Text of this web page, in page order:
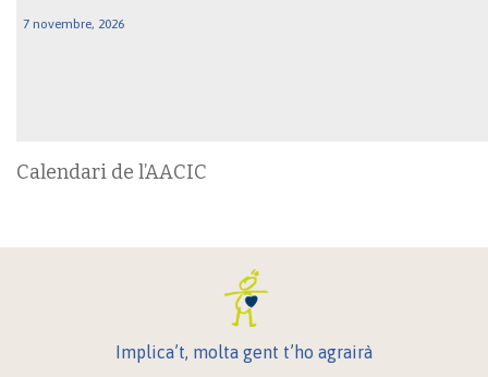
7 novembre, 2026
Calendari de l’AACIC
Implica’t, molta gent t’ho agrairà